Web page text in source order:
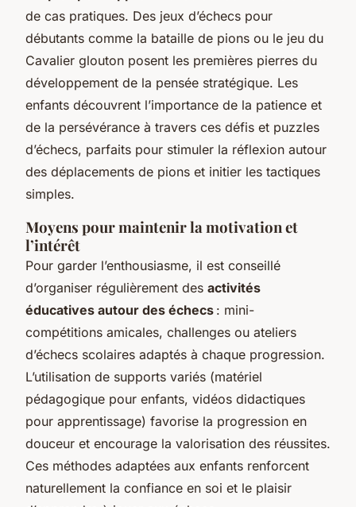
de cas pratiques. Des jeux d’échecs pour
débutants comme la bataille de pions ou le jeu du
Cavalier glouton posent les premières pierres du
développement de la pensée stratégique. Les
enfants découvrent l’importance de la patience et
de la persévérance à travers ces défis et puzzles
d’échecs, parfaits pour stimuler la réflexion autour
des déplacements de pions et initier les tactiques
simples.
Moyens pour maintenir la motivation et
l’intérêt
Pour garder l’enthousiasme, il est conseillé
d’organiser régulièrement des activités
éducatives autour des échecs : mini-
compétitions amicales, challenges ou ateliers
d’échecs scolaires adaptés à chaque progression.
L’utilisation de supports variés (matériel
pédagogique pour enfants, vidéos didactiques
pour apprentissage) favorise la progression en
douceur et encourage la valorisation des réussites.
Ces méthodes adaptées aux enfants renforcent
naturellement la confiance en soi et le plaisir